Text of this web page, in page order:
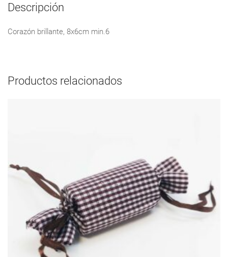
Descripción
Corazón brillante, 8x6cm min.6
Productos relacionados